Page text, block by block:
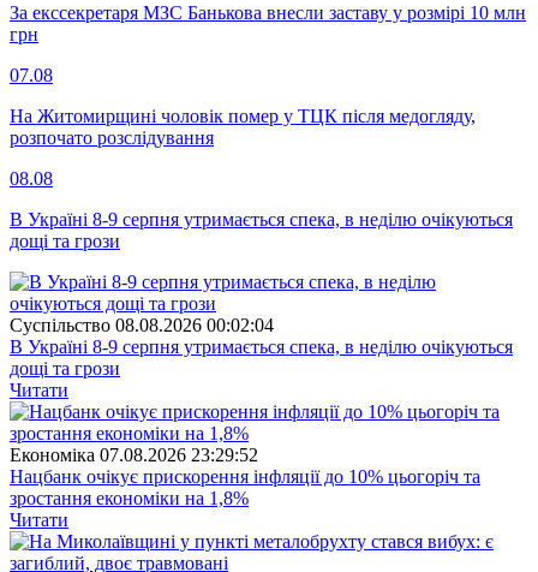
За екссекретаря МЗС Банькова внесли заставу у розмірі 10 млн
грн
07.08
На Житомирщині чоловік помер у ТЦК після медогляду,
розпочато розслідування
08.08
В Україні 8-9 серпня утримається спека, в неділю очікуються
дощі та грози
Суспiльство 08.08.2026 00:02:04
В Україні 8-9 серпня утримається спека, в неділю очікуються
дощі та грози
Читати
Економіка 07.08.2026 23:29:52
Нацбанк очікує прискорення інфляції до 10% цьогоріч та
зростання економіки на 1,8%
Читати